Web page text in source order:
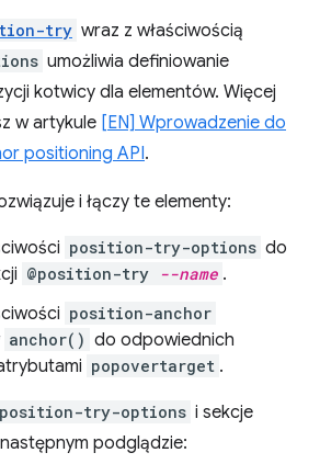
try wraz z właściwością
umożliwia definiowanie
kotwicy dla elementów. Więcej
w artykule [EN] Wprowadzenie do
positioning API.
i łączy te elementy:
position-try-options do
@position-try --name .
position-anchor
anchor() do odpowiednich
popovertarget .
position-try-options i sekcje
podglądzie: